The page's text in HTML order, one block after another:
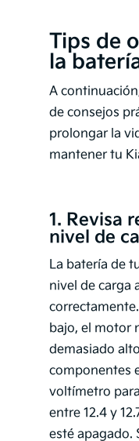
Tips de
la
A
de consejos
prolongar la
mantener tu
1. Revisa
nivel de
La batería de
nivel de carga
bajo, el motor
demasiado
componentes
voltímetro
entre 12.4 y
esté apagado.